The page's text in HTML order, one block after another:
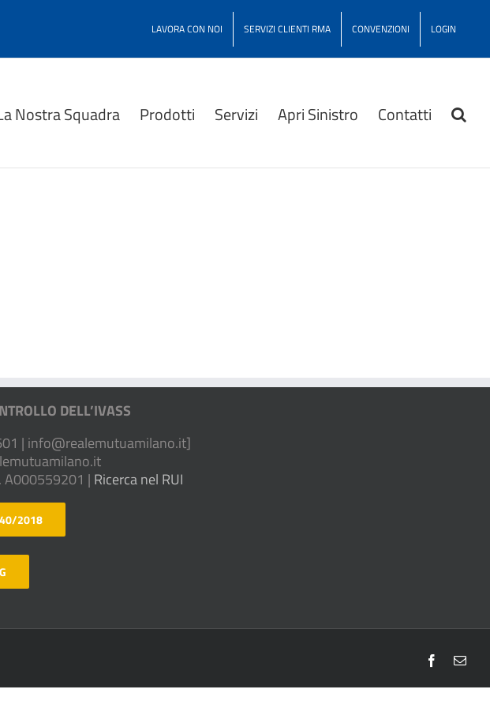
LAVORA CON NOI SERVIZI CLIENTI RMA CONVENZIONI LOGIN
Nostra Squadra Prodotti Servizi Apri Sinistro Contatti
DELL’IVASS
| info@realemutuamilano.it]
A000559201 | Ricerca nel RUI
40/2018
Facebook